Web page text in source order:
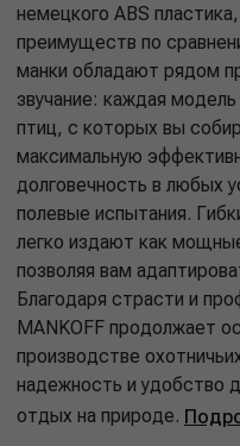
немецкого ABS
преимуществ по
манки обладают рядом
звучание: каждая
птиц, с которых вы
максимальную
долговечность в любых
полевые испытания.
легко издают как
позволяя вам
Благодаря страсти и
MANKOFF продолжает
производстве
надежность и удобство
отдых на природе.